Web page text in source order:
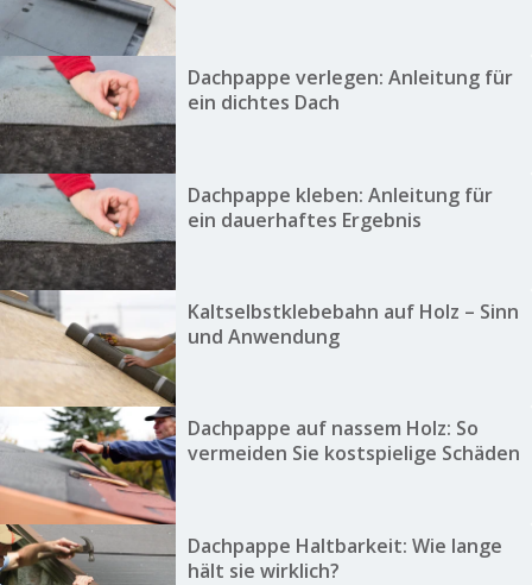
Dachpappe verlegen: Anleitung für
ein dichtes Dach
Dachpappe kleben: Anleitung für
ein dauerhaftes Ergebnis
Kaltselbstklebebahn auf Holz – Sinn
und Anwendung
Dachpappe auf nassem Holz: So
vermeiden Sie kostspielige Schäden
Dachpappe Haltbarkeit: Wie lange
hält sie wirklich?